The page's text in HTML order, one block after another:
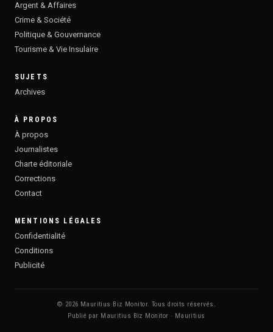
Argent & Affaires
Crime & Société
Politique & Gouvernance
Tourisme & Vie Insulaire
SUJETS
Archives
À PROPOS
À propos
Journalistes
Charte éditoriale
Corrections
Contact
MENTIONS LÉGALES
Confidentialité
Conditions
Publicité
© 2026 Mauritius Biz Monitor. Tous droits réservés.
Publié par Mauritius Biz Monitor · Mauritius